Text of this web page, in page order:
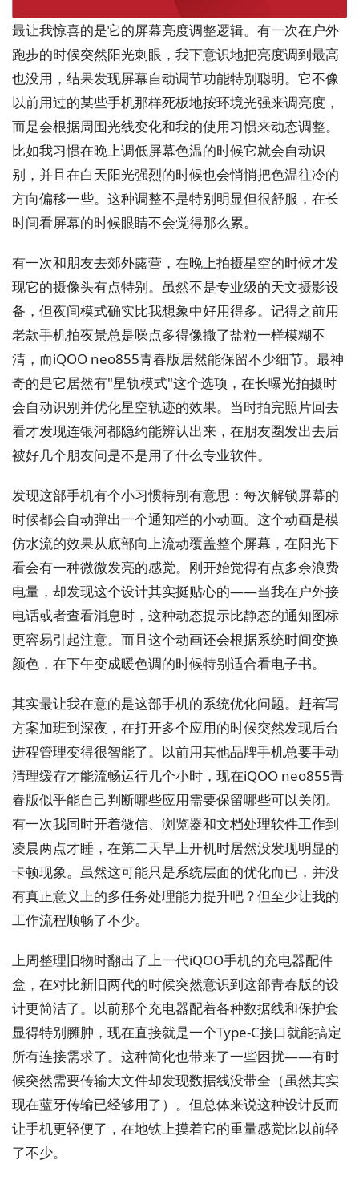
最让我惊喜的是它的屏幕亮度调整逻辑。有一次在户外
跑步的时候突然阳光刺眼，我下意识地把亮度调到最高
也没用，结果发现屏幕自动调节功能特别聪明。它不像
以前用过的某些手机那样死板地按环境光强来调亮度，
而是会根据周围光线变化和我的使用习惯来动态调整。
比如我习惯在晚上调低屏幕色温的时候它就会自动识
别，并且在白天阳光强烈的时候也会悄悄把色温往冷的
方向偏移一些。这种调整不是特别明显但很舒服，在长
时间看屏幕的时候眼睛不会觉得那么累。
有一次和朋友去郊外露营，在晚上拍摄星空的时候才发
现它的摄像头有点特别。虽然不是专业级的天文摄影设
备，但夜间模式确实比我想象中好用得多。记得之前用
老款手机拍夜景总是噪点多得像撒了盐粒一样模糊不
清，而iQOO neo855青春版居然能保留不少细节。最神
奇的是它居然有"星轨模式"这个选项，在长曝光拍摄时
会自动识别并优化星空轨迹的效果。当时拍完照片回去
看才发现连银河都隐约能辨认出来，在朋友圈发出去后
被好几个朋友问是不是用了什么专业软件。
发现这部手机有个小习惯特别有意思：每次解锁屏幕的
时候都会自动弹出一个通知栏的小动画。这个动画是模
仿水流的效果从底部向上流动覆盖整个屏幕，在阳光下
看会有一种微微发亮的感觉。刚开始觉得有点多余浪费
电量，却发现这个设计其实挺贴心的——当我在户外接
电话或者查看消息时，这种动态提示比静态的通知图标
更容易引起注意。而且这个动画还会根据系统时间变换
颜色，在下午变成暖色调的时候特别适合看电子书。
其实最让我在意的是这部手机的系统优化问题。赶着写
方案加班到深夜，在打开多个应用的时候突然发现后台
进程管理变得很智能了。以前用其他品牌手机总要手动
清理缓存才能流畅运行几个小时，现在iQOO neo855青
春版似乎能自己判断哪些应用需要保留哪些可以关闭。
有一次我同时开着微信、浏览器和文档处理软件工作到
凌晨两点才睡，在第二天早上开机时居然没发现明显的
卡顿现象。虽然这可能只是系统层面的优化而已，并没
有真正意义上的多任务处理能力提升吧？但至少让我的
工作流程顺畅了不少。
上周整理旧物时翻出了上一代iQOO手机的充电器配件
盒，在对比新旧两代的时候突然意识到这部青春版的设
计更简洁了。以前那个充电器配着各种数据线和保护套
显得特别臃肿，现在直接就是一个Type-C接口就能搞定
所有连接需求了。这种简化也带来了一些困扰——有时
候突然需要传输大文件却发现数据线没带全（虽然其实
现在蓝牙传输已经够用了）。但总体来说这种设计反而
让手机更轻便了，在地铁上摸着它的重量感觉比以前轻
了不少。